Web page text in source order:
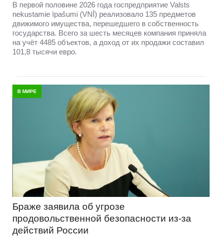
В первой половине 2026 года госпредприятие Valsts
nekustamie īpašumi (VNĪ) реализовало 135 предметов
движимого имущества, перешедшего в собственность
государства. Всего за шесть месяцев компания приняла
на учёт 4485 объектов, а доход от их продажи составил
101,8 тысячи евро.
В МИРЕ
Браже заявила об угрозе
продовольственной безопасности из-за
действий России